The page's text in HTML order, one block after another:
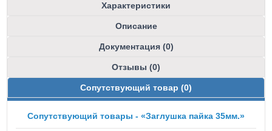
Характеристики
Описание
Документация (0)
Отзывы (0)
Сопутствующий товар (0)
Сопутствующий товары - «Заглушка пайка 35мм.»